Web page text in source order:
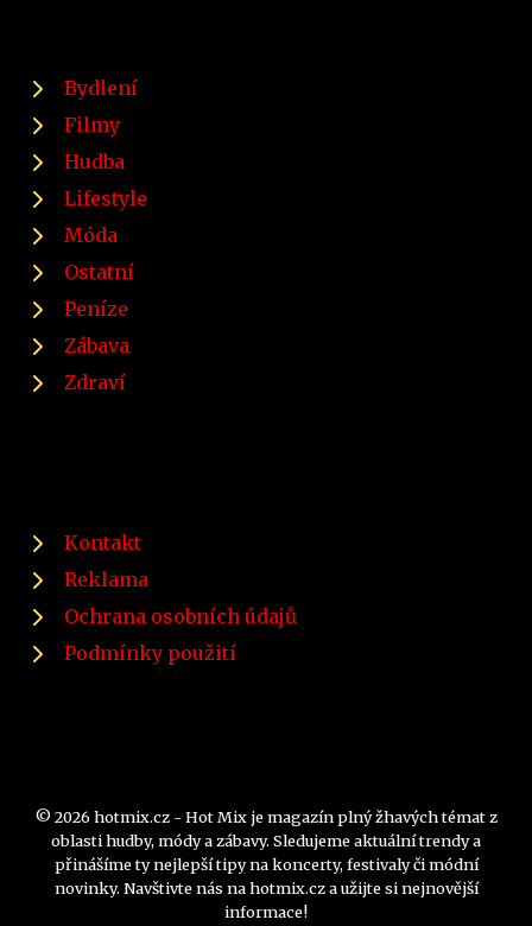
Bydlení
Filmy
Hudba
Lifestyle
Móda
Ostatní
Peníze
Zábava
Zdraví
Kontakt
Reklama
Ochrana osobních údajů
Podmínky použití
© 2026 hotmix.cz - Hot Mix je magazín plný žhavých témat z
oblasti hudby, módy a zábavy. Sledujeme aktuální trendy a
přinášíme ty nejlepší tipy na koncerty, festivaly či módní
novinky. Navštivte nás na hotmix.cz a užijte si nejnovější
informace!